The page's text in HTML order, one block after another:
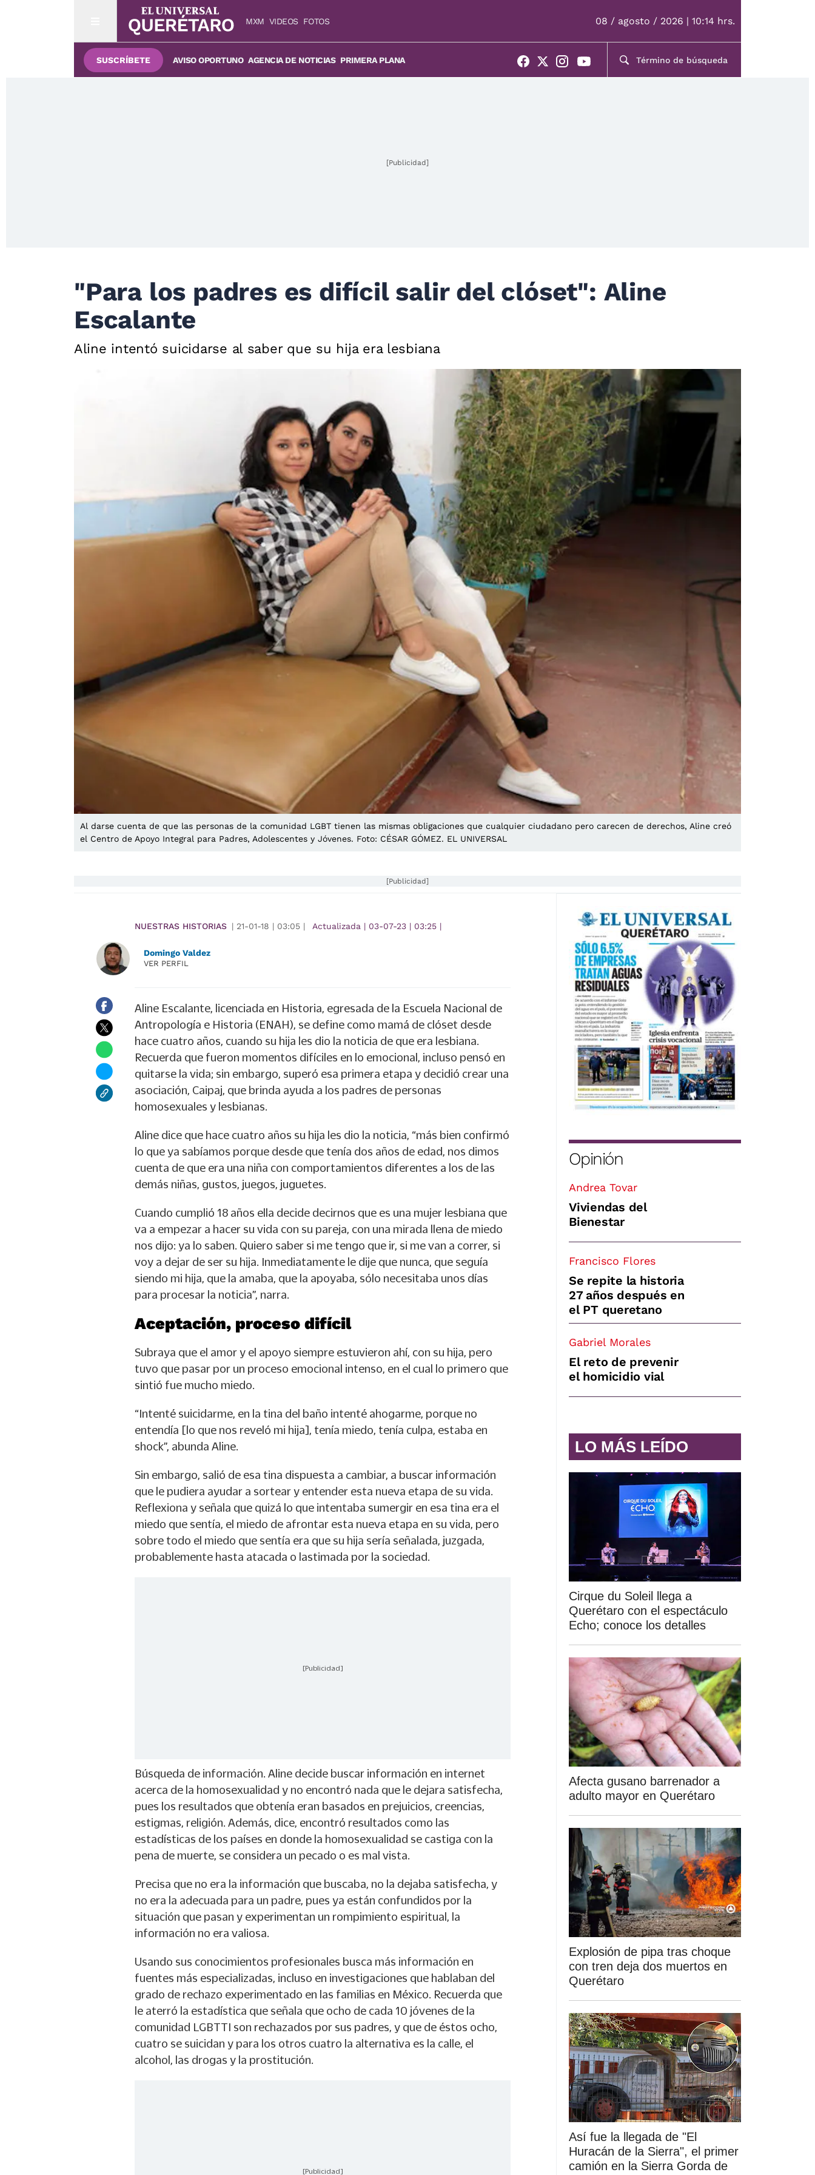
MXM VIDEOS FOTOS 08 / agosto / 2026 | 10:14 hrs.
SUSCRÍBETE AVISO OPORTUNO AGENCIA DE NOTICIAS PRIMERA PLANA
[Publicidad]
"Para los padres es difícil salir del clóset": Aline
Escalante
Aline intentó suicidarse al saber que su hija era lesbiana
Al darse cuenta de que las personas de la comunidad LGBT tienen las mismas obligaciones que cualquier ciudadano pero carecen de derechos, Aline creó
el Centro de Apoyo Integral para Padres, Adolescentes y Jóvenes. Foto: CÉSAR GÓMEZ. EL UNIVERSAL
[Publicidad]
NUESTRAS HISTORIAS | 21-01-18 | 03:05 | Actualizada | 03-07-23 | 03:25 |
Domingo Valdez
VER PERFIL
Aline Escalante, licenciada en Historia, egresada de la Escuela Nacional de
Antropología e Historia (ENAH), se define como mamá de clóset desde
hace cuatro años, cuando su hija les dio la noticia de que era lesbiana.
Recuerda que fueron momentos difíciles en lo emocional, incluso pensó en
quitarse la vida; sin embargo, superó esa primera etapa y decidió crear una
asociación, Caipaj, que brinda ayuda a los padres de personas
homosexuales y lesbianas.
Aline dice que hace cuatro años su hija les dio la noticia, “más bien confirmó
lo que ya sabíamos porque desde que tenía dos años de edad, nos dimos
cuenta de que era una niña con comportamientos diferentes a los de las
demás niñas, gustos, juegos, juguetes.
Cuando cumplió 18 años ella decide decirnos que es una mujer lesbiana que
va a empezar a hacer su vida con su pareja, con una mirada llena de miedo
nos dijo: ya lo saben. Quiero saber si me tengo que ir, si me van a correr, si
voy a dejar de ser su hija. Inmediatamente le dije que nunca, que seguía
siendo mi hija, que la amaba, que la apoyaba, sólo necesitaba unos días
para procesar la noticia”, narra.
Aceptación, proceso difícil
Subraya que el amor y el apoyo siempre estuvieron ahí, con su hija, pero
tuvo que pasar por un proceso emocional intenso, en el cual lo primero que
sintió fue mucho miedo.
“Intenté suicidarme, en la tina del baño intenté ahogarme, porque no
entendía [lo que nos reveló mi hija], tenía miedo, tenía culpa, estaba en
shock”, abunda Aline.
Sin embargo, salió de esa tina dispuesta a cambiar, a buscar información
que le pudiera ayudar a sortear y entender esta nueva etapa de su vida.
Reflexiona y señala que quizá lo que intentaba sumergir en esa tina era el
miedo que sentía, el miedo de afrontar esta nueva etapa en su vida, pero
sobre todo el miedo que sentía era que su hija sería señalada, juzgada,
probablemente hasta atacada o lastimada por la sociedad.
[Publicidad]
Búsqueda de información. Aline decide buscar información en internet
acerca de la homosexualidad y no encontró nada que le dejara satisfecha,
pues los resultados que obtenía eran basados en prejuicios, creencias,
estigmas, religión. Además, dice, encontró resultados como las
estadísticas de los países en donde la homosexualidad se castiga con la
pena de muerte, se considera un pecado o es mal vista.
Precisa que no era la información que buscaba, no la dejaba satisfecha, y
no era la adecuada para un padre, pues ya están confundidos por la
situación que pasan y experimentan un rompimiento espiritual, la
información no era valiosa.
Usando sus conocimientos profesionales busca más información en
fuentes más especializadas, incluso en investigaciones que hablaban del
grado de rechazo experimentado en las familias en México. Recuerda que
le aterró la estadística que señala que ocho de cada 10 jóvenes de la
comunidad LGBTTI son rechazados por sus padres, y que de éstos ocho,
cuatro se suicidan y para los otros cuatro la alternativa es la calle, el
alcohol, las drogas y la prostitución.
[Publicidad]
Opinión
Andrea Tovar
Viviendas del
Bienestar
Francisco Flores
Se repite la historia
27 años después en
el PT queretano
Gabriel Morales
El reto de prevenir
el homicidio vial
LO MÁS LEÍDO
Cirque du Soleil llega a
Querétaro con el espectáculo
Echo; conoce los detalles
Afecta gusano barrenador a
adulto mayor en Querétaro
Explosión de pipa tras choque
con tren deja dos muertos en
Querétaro
Así fue la llegada de "El
Huracán de la Sierra", el primer
camión en la Sierra Gorda de